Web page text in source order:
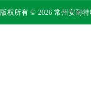
版权所有 © 2026 常州安耐